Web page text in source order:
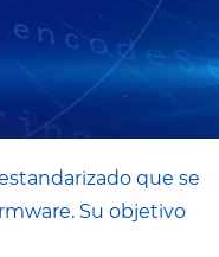
que se
Su objetivo